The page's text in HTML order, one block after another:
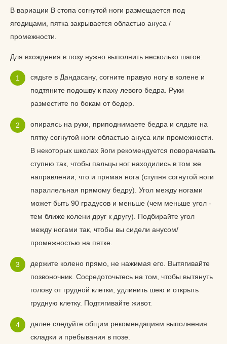
В вариации B стопа согнутой ноги размещается под
ягодицами, пятка закрывается областью ануса /
промежности.
Для вхождения в позу нужно выполнить несколько шагов:
сядьте в Дандасану, согните правую ногу в колене и
подтяните подошву к паху левого бедра. Руки
разместите по бокам от бедер.
опираясь на руки, приподнимаете бедра и сядьте на
пятку согнутой ноги областью ануса или промежности.
В некоторых школах йоги рекомендуется поворачивать
ступню так, чтобы пальцы ног находились в том же
направлении, что и прямая нога (ступня согнутой ноги
параллельная прямому бедру). Угол между ногами
может быть 90 градусов и меньше (чем меньше угол -
тем ближе колени друг к другу). Подбирайте угол
между ногами так, чтобы вы сидели анусом/
промежностью на пятке.
держите колено прямо, не нажимая его. Вытягивайте
позвоночник. Сосредоточьтесь на том, чтобы вытянуть
голову от грудной клетки, удлинить шею и открыть
грудную клетку. Подтягивайте живот.
далее следуйте общим рекомендациям выполнения
складки и пребывания в позе.